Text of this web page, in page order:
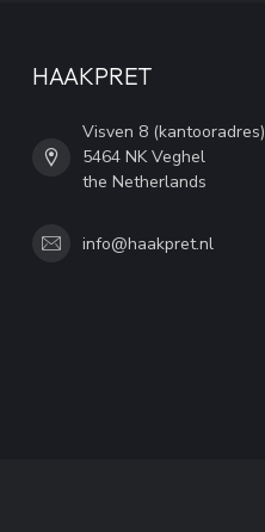
HAAKPRET
Visven 8 (kantooradres)
5464 NK Veghel
the Netherlands
info@haakpret.nl